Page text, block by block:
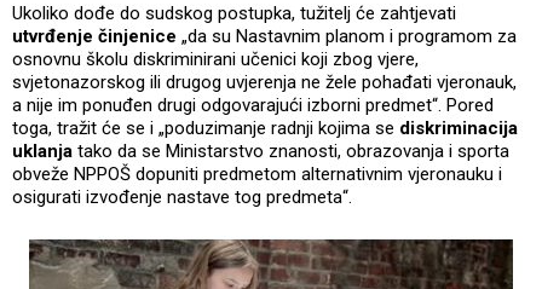
Ukoliko dođe do sudskog postupka, tužitelj će zahtjevati
utvrđenje činjenice „da su Nastavnim planom i programom za
osnovnu školu diskriminirani učenici koji zbog vjere,
svjetonazorskog ili drugog uvjerenja ne žele pohađati vjeronauk,
a nije im ponuđen drugi odgovarajući izborni predmet“. Pored
toga, tražit će se i „poduzimanje radnji kojima se diskriminacija
uklanja tako da se Ministarstvo znanosti, obrazovanja i sporta
obveže NPPOŠ dopuniti predmetom alternativnim vjeronauku i
osigurati izvođenje nastave tog predmeta“.